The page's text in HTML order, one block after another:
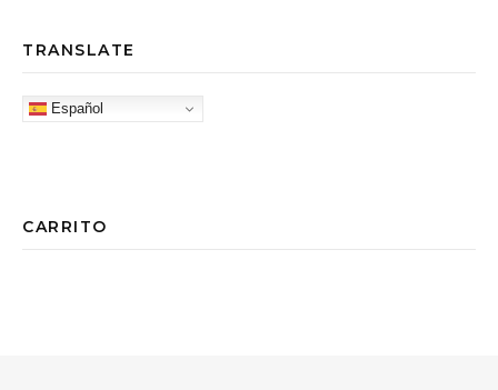
TRANSLATE
Español
CARRITO